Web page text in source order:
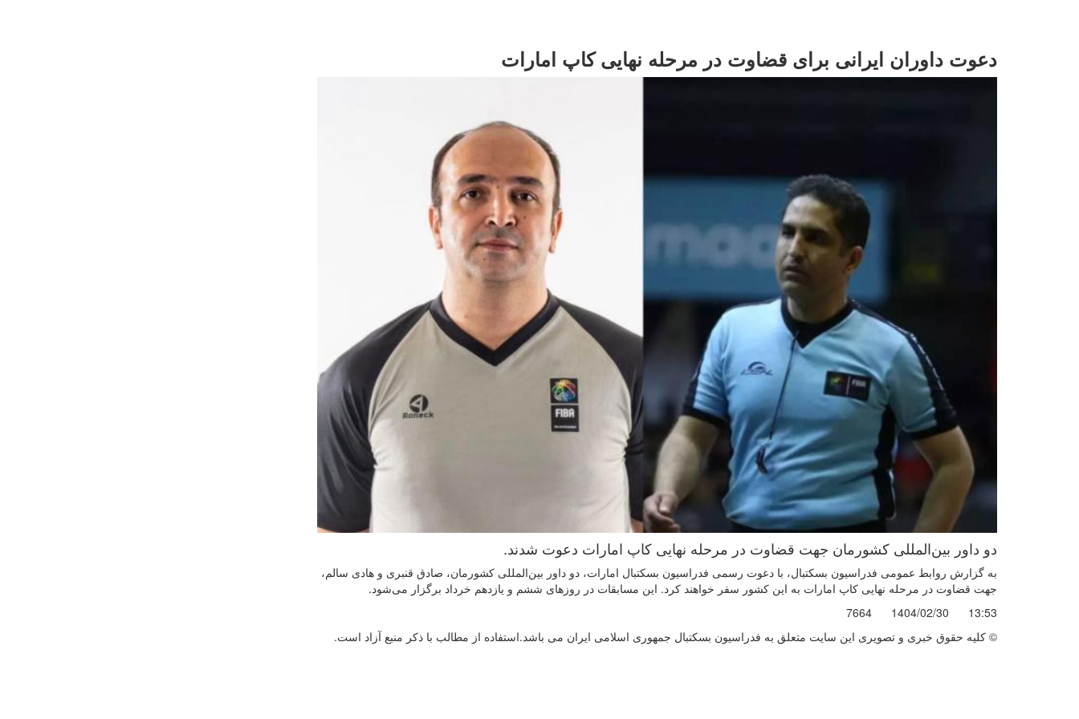
دعوت داوران ایرانی برای قضاوت در مرحله نهایی کاپ امارات
دو داور بین‌المللی کشورمان جهت قضاوت در مرحله نهایی کاپ امارات دعوت شدند.
به گزارش روابط عمومی فدراسیون بسکتبال، با دعوت رسمی فدراسیون بسکتبال امارات، دو داور بین‌المللی کشورمان، صادق قنبری و هادی سالم،
جهت قضاوت در مرحله نهایی کاپ امارات به این کشور سفر خواهند کرد. این مسابقات در روزهای ششم و یازدهم خرداد برگزار می‌شود.
13:53
1404/02/30
7664
© کليه حقوق خبری و تصويری اين سايت متعلق به فدراسیون بسکتبال جمهوری اسلامی ایران می باشد.استفاده از مطالب با ذكر منبع آزاد است.